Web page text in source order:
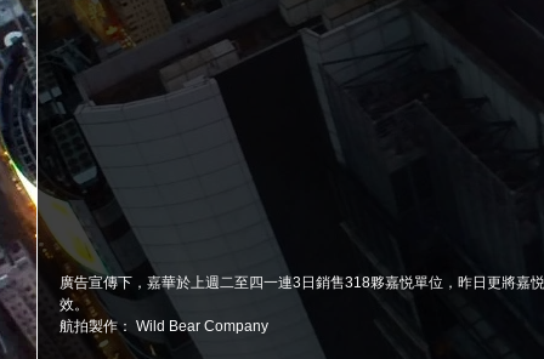
廣告宣傳下，嘉華於上週二至四一連3日銷售318夥嘉悦單位，昨日更將嘉
效。
航拍製作： Wild Bear Company